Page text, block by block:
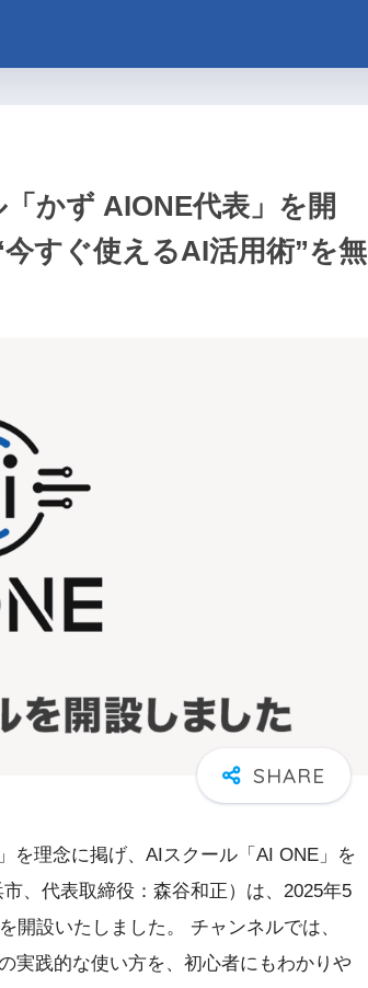
かず AIONE代表」を開
すぐ使えるAI活用術”を無
を理念に掲げ、AIスクール「AI ONE」を
、代表取締役：森谷和正）は、2025年5
開設いたしました。 チャンネルでは、
実践的な使い方を、初心者にもわかりや